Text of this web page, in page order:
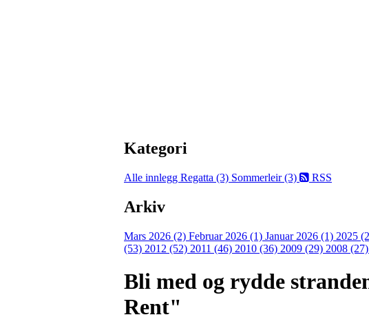
Kategori
Alle innlegg Regatta (3) Sommerleir (3) RSS
Arkiv
Mars 2026 (2) Februar 2026 (1) Januar 2026 (1) 2025
(53) 2012 (52) 2011 (46) 2010 (36) 2009 (29) 2008 (27)
Bli med og rydde
Rent"